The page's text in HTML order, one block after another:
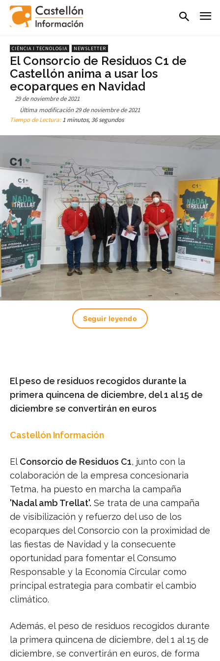
CIÈNCIA I TECNOLOGIA NEWSLETTER
El Consorcio de Residuos C1 de
Castellón anima a usar los
ecoparques en Navidad
29 de noviembre de 2021
Última modificación29 de noviembre de 2021
Tiempo de Lectura:1 minutos, 36 segundos
Seguir leyendo
El peso de residuos recogidos durante la
primera quincena de diciembre, del 1 al 15 de
diciembre se convertirán en euros
Castellón Información
El Consorcio de Residuos C1, junto con la
colaboración de la empresa concesionaria
Tetma, ha puesto en marcha la campaña
'Nadal amb Trellat'. Se trata de una campaña
de visibilización y refuerzo del uso de los
ecoparques del Consorcio con la proximidad de
las fiestas de Navidad y la consecuente
oportunidad para fomentar el Consumo
Responsable y la Economía Circular como
principal estrategia para combatir el cambio
climático.
Además, el peso de residuos recogidos durante
la primera quincena de diciembre, del 1 al 15 de
diciembre, se convertirán en euros, de forma